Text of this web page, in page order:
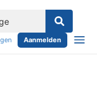
Aanmelden